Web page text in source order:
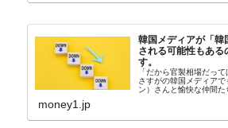
韓国メディアが「韓
される可能性もある
す。
「だから官製相場だっ
さすがの韓国メディア
ン）さんと愉快な仲間た
『朝鮮日報』に面白い
money1.jp